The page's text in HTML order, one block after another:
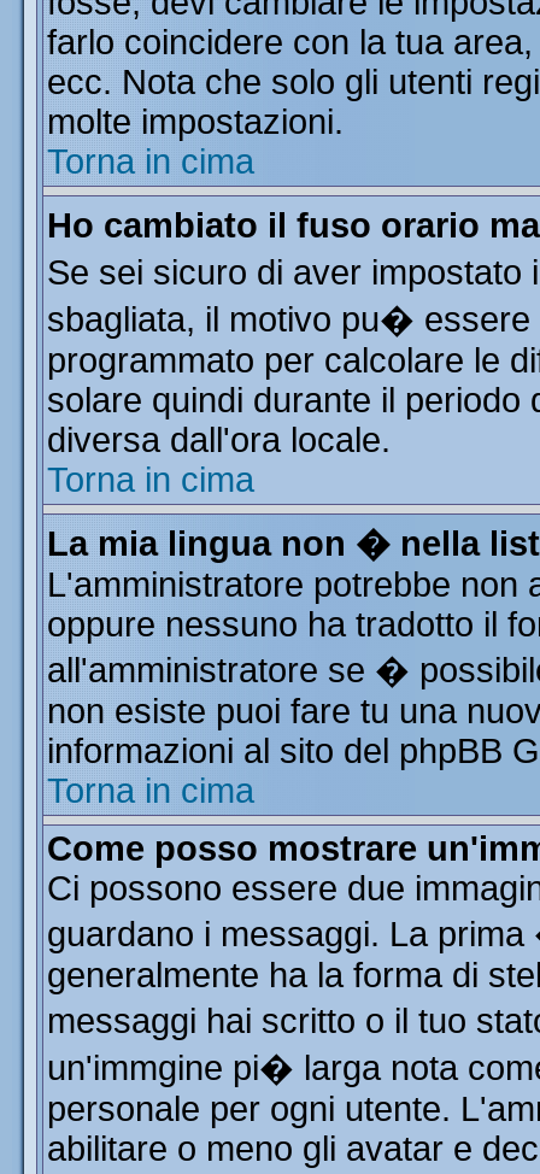
farlo coincidere con la tua
ecc. Nota che solo gli utenti
molte impostazioni.
Torna in cima
Ho cambiato il fuso orario
Se sei sicuro di aver
sbagliata, il motivo pu�
programmato per calcolare le
solare quindi durante il
diversa dall'ora locale.
Torna in cima
La mia lingua non � nella
L'amministratore potrebbe non
oppure nessuno ha tradotto il
all'amministratore se �
non esiste puoi fare tu una
informazioni al sito del phpBB
Torna in cima
Come posso mostrare
Ci possono essere due
guardano i messaggi. La
generalmente ha la forma di
messaggi hai scritto o il tuo
un'immgine pi� larga nota
personale per ogni utente.
abilitare o meno gli avatar e